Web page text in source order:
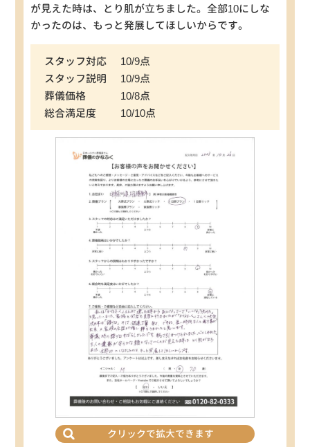
が見えた時は、とり肌が立ちました。全部10にしな
かったのは、もっと発展してほしいからです。
スタッフ対応
10/9点
スタッフ説明
10/9点
葬儀価格
10/8点
総合満足度
10/10点
クリックで拡大できます